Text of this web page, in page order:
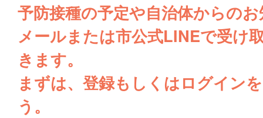
予防接種の予定や自治体からの
メールまたは市公式LINEで受け
きます。
まずは、登録もしくはログイン
う。